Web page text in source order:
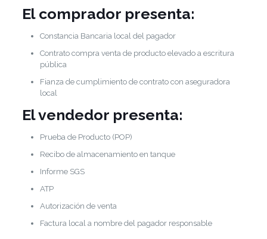
El comprador presenta:
Constancia Bancaria local del pagador
Contrato compra venta de producto elevado a escritura
pública
Fianza de cumplimiento de contrato con aseguradora
local
El vendedor presenta:
Prueba de Producto (POP)
Recibo de almacenamiento en tanque
Informe SGS
ATP
Autorización de venta
Factura local a nombre del pagador responsable